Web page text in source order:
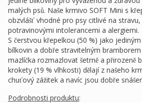
malých psů. Naše krmivo SOFT Mini s
obzvlášť vhodné pro psy citlivé na
potravinovými intolerancemi a alergiemi.
S čerstvou křepelkou (50 %) jako
bílkovin a dobře stravitelným
mazlíčka rozmazlovat šetrně a přirozeně
krokety (19 % vlhkosti) dělají z našeho
chuťový zážitek a navíc jsou dobře
Podrobnosti produktu: